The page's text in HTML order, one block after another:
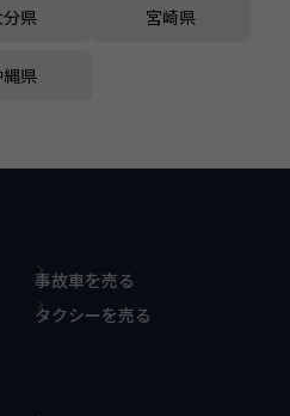
分県 宮崎県
県
事故車を売る
タクシーを売る